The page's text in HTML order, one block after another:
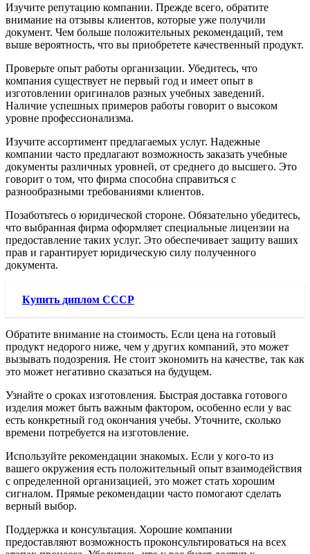
Изучите репутацию компании. Прежде всего, обратите
внимание на отзывы клиентов, которые уже получили
документ. Чем больше положительных рекомендаций, тем
выше вероятность, что вы приобретете качественный продукт.
Проверьте опыт работы организации. Убедитесь, что
компания существует не первый год и имеет опыт в
изготовлении оригиналов разных учебных заведений.
Наличие успешных примеров работы говорит о высоком
уровне профессионализма.
Изучите ассортимент предлагаемых услуг. Надежные
компании часто предлагают возможность заказать учебные
документы различных уровней, от среднего до высшего. Это
говорит о том, что фирма способна справиться с
разнообразными требованиями клиентов.
Позаботьтесь о юридической стороне. Обязательно убедитесь,
что выбранная фирма оформляет специальные лицензии на
предоставление таких услуг. Это обеспечивает защиту ваших
прав и гарантирует юридическую силу полученного
документа.
Купить диплом СССР
Обратите внимание на стоимость. Если цена на готовый
продукт недорого ниже, чем у других компаний, это может
вызывать подозрения. Не стоит экономить на качестве, так как
это может негативно сказаться на будущем.
Узнайте о сроках изготовления. Быстрая доставка готового
изделия может быть важным фактором, особенно если у вас
есть конкретный год окончания учебы. Уточните, сколько
времени потребуется на изготовление.
Используйте рекомендации знакомых. Если у кого-то из
вашего окружения есть положительный опыт взаимодействия
с определенной организацией, это может стать хорошим
сигналом. Прямые рекомендации часто помогают сделать
верный выбор.
Поддержка и консультация. Хорошие компании
предоставляют возможность проконсультироваться на всех